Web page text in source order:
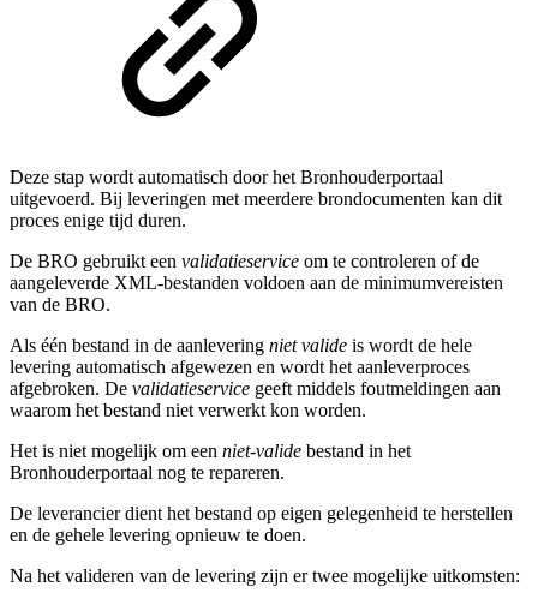
Deze stap wordt automatisch door het Bronhouderportaal
uitgevoerd. Bij leveringen met meerdere brondocumenten kan dit
proces enige tijd duren.
De BRO gebruikt een validatieservice om te controleren of de
aangeleverde XML-bestanden voldoen aan de minimumvereisten
van de BRO.
Als één bestand in de aanlevering niet valide is wordt de hele
levering automatisch afgewezen en wordt het aanleverproces
afgebroken. De validatieservice geeft middels foutmeldingen aan
waarom het bestand niet verwerkt kon worden.
Het is niet mogelijk om een niet-valide bestand in het
Bronhouderportaal nog te repareren.
De leverancier dient het bestand op eigen gelegenheid te herstellen
en de gehele levering opnieuw te doen.
Na het valideren van de levering zijn er twee mogelijke uitkomsten: